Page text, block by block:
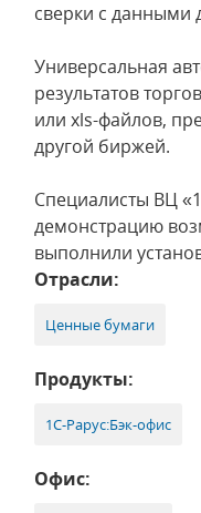
сверки с данными
Универсальная
результатов
или xls-файлов,
другой биржей.
Специалисты ВЦ
демонстрацию
выполнили
Отрасли:
Ценные бумаги
Продукты:
1С-Рарус:Бэк-офис
Офис: